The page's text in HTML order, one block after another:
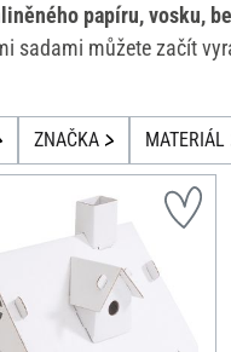
papíru, vosku,
sadami můžete začít
ZNAČKA MATERIÁL